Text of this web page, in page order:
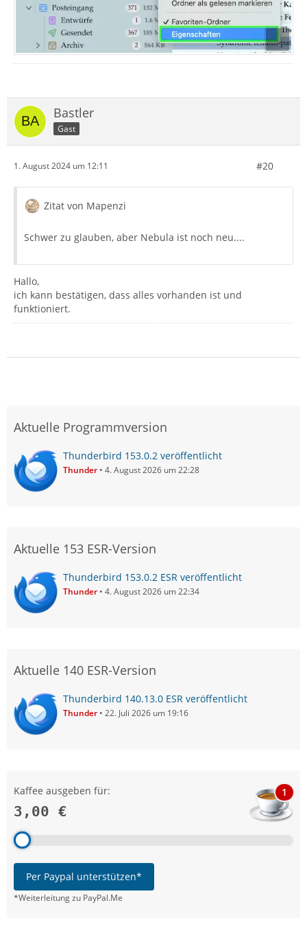
Bastler
Gast
1. August 2024 um 12:11 #20
Zitat von Mapenzi
Schwer zu glauben, aber Nebula ist noch neu....
Hallo,
ich kann bestätigen, dass alles vorhanden ist und
funktioniert.
Aktuelle Programmversion
Thunderbird 153.0.2 veröffentlicht
Thunder 4. August 2026 um 22:28
Aktuelle 153 ESR-Version
Thunderbird 153.0.2 ESR veröffentlicht
Thunder 4. August 2026 um 22:34
Aktuelle 140 ESR-Version
Thunderbird 140.13.0 ESR veröffentlicht
Thunder 22. Juli 2026 um 19:16
Kaffee ausgeben für:
3,00 €
1
Per Paypal unterstützen*
*Weiterleitung zu PayPal.Me